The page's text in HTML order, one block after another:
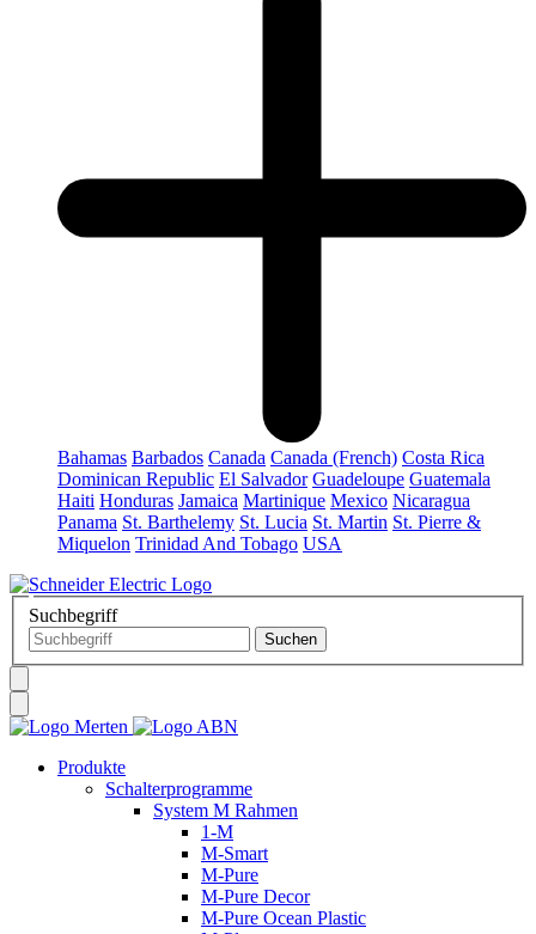
Bahamas Barbados Canada Canada (French) Costa Rica
Dominican Republic El Salvador Guadeloupe Guatemala
Haiti Honduras Jamaica Martinique Mexico Nicaragua
Panama St. Barthelemy St. Lucia St. Martin St. Pierre &
Miquelon Trinidad And Tobago USA
Suchbegriff
Produkte
Schalterprogramme
System M Rahmen
1-M
M-Smart
M-Pure
M-Pure Decor
M-Pure Ocean Plastic